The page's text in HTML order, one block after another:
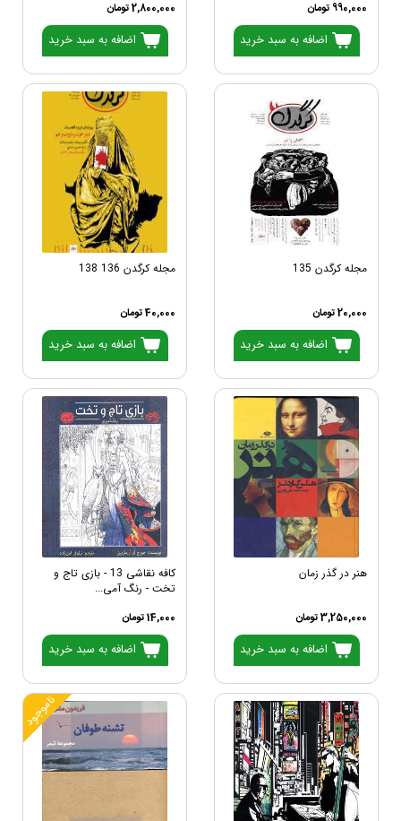
990,000 تومان
اضافه به سبد خرید
2,800,000 تومان
اضافه به سبد خرید
مجله کرگدن 135
20,000 تومان
اضافه به سبد خرید
مجله کرگدن 136 138
40,000 تومان
اضافه به سبد خرید
هنر در گذر زمان
3,250,000 تومان
اضافه به سبد خرید
کافه نقاشی 13 - بازی تاج و
تخت - رنگ آمی...
14,000 تومان
اضافه به سبد خرید
ناموجود